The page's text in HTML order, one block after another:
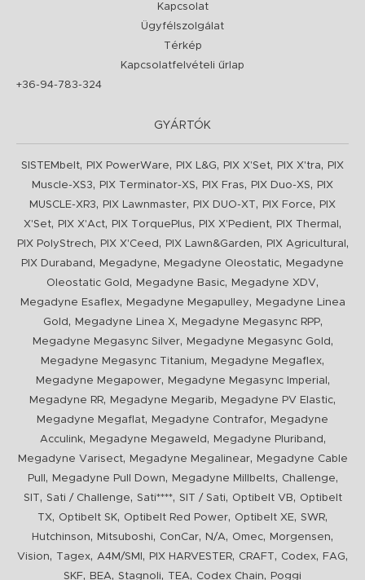
Kapcsolat
Ügyfélszolgálat
Térkép
Kapcsolatfelvételi űrlap
+36-94-783-324
GYÁRTÓK
SISTEMbelt, PIX PowerWare, PIX L&G, PIX X'Set, PIX X'tra,
PIX
Muscle-XS3, PIX Terminator-XS, PIX Fras, PIX Duo-XS,
PIX
MUSCLE-XR3, PIX Lawnmaster, PIX DUO-XT , PIX Force,
PIX
X'Set, PIX X'Act, PIX TorquePlus, PIX X'Pedient, PIX Thermal ,
PIX PolyStrech, PIX X'Ceed , PIX Lawn&Garden, PIX Agricultural ,
PIX Duraband , Megadyne, Megadyne Oleostatic,
Megadyne
Oleostatic Gold , Megadyne Basic, Megadyne XDV,
Megadyne Esaflex, Megadyne Megapulley,
Megadyne Linea
Gold , Megadyne Linea X, Megadyne Megasync RPP,
Megadyne Megasync Silver, Megadyne Megasync Gold ,
Megadyne Megasync Titanium, Megadyne Megaflex,
Megadyne Megapower, Megadyne Megasync Imperial ,
Megadyne RR, Megadyne Megarib, Megadyne PV Elastic,
Megadyne Megaflat, Megadyne Contrafor,
Megadyne
Acculink, Megadyne Megaweld , Megadyne Pluriband ,
Megadyne Varisect, Megadyne Megalinear,
Megadyne Cable
Pull
, Megadyne Pull Down, Megadyne Millbelts, Challenge,
SIT , Sati / Challenge, Sati****, SIT / Sati, Optibelt VB, Optibelt
TX, Optibelt SK, Optibelt Red Power, Optibelt XE, SWR,
Hutchinson, Mitsuboshi, ConCar, N/A, Omec, Morgensen,
Vision, Tagex, A4M/SMI , PIX HARVESTER, CRAFT , Codex, FAG,
SKF, BEA, Stagnoli, TEA, Codex Chain, Poggi